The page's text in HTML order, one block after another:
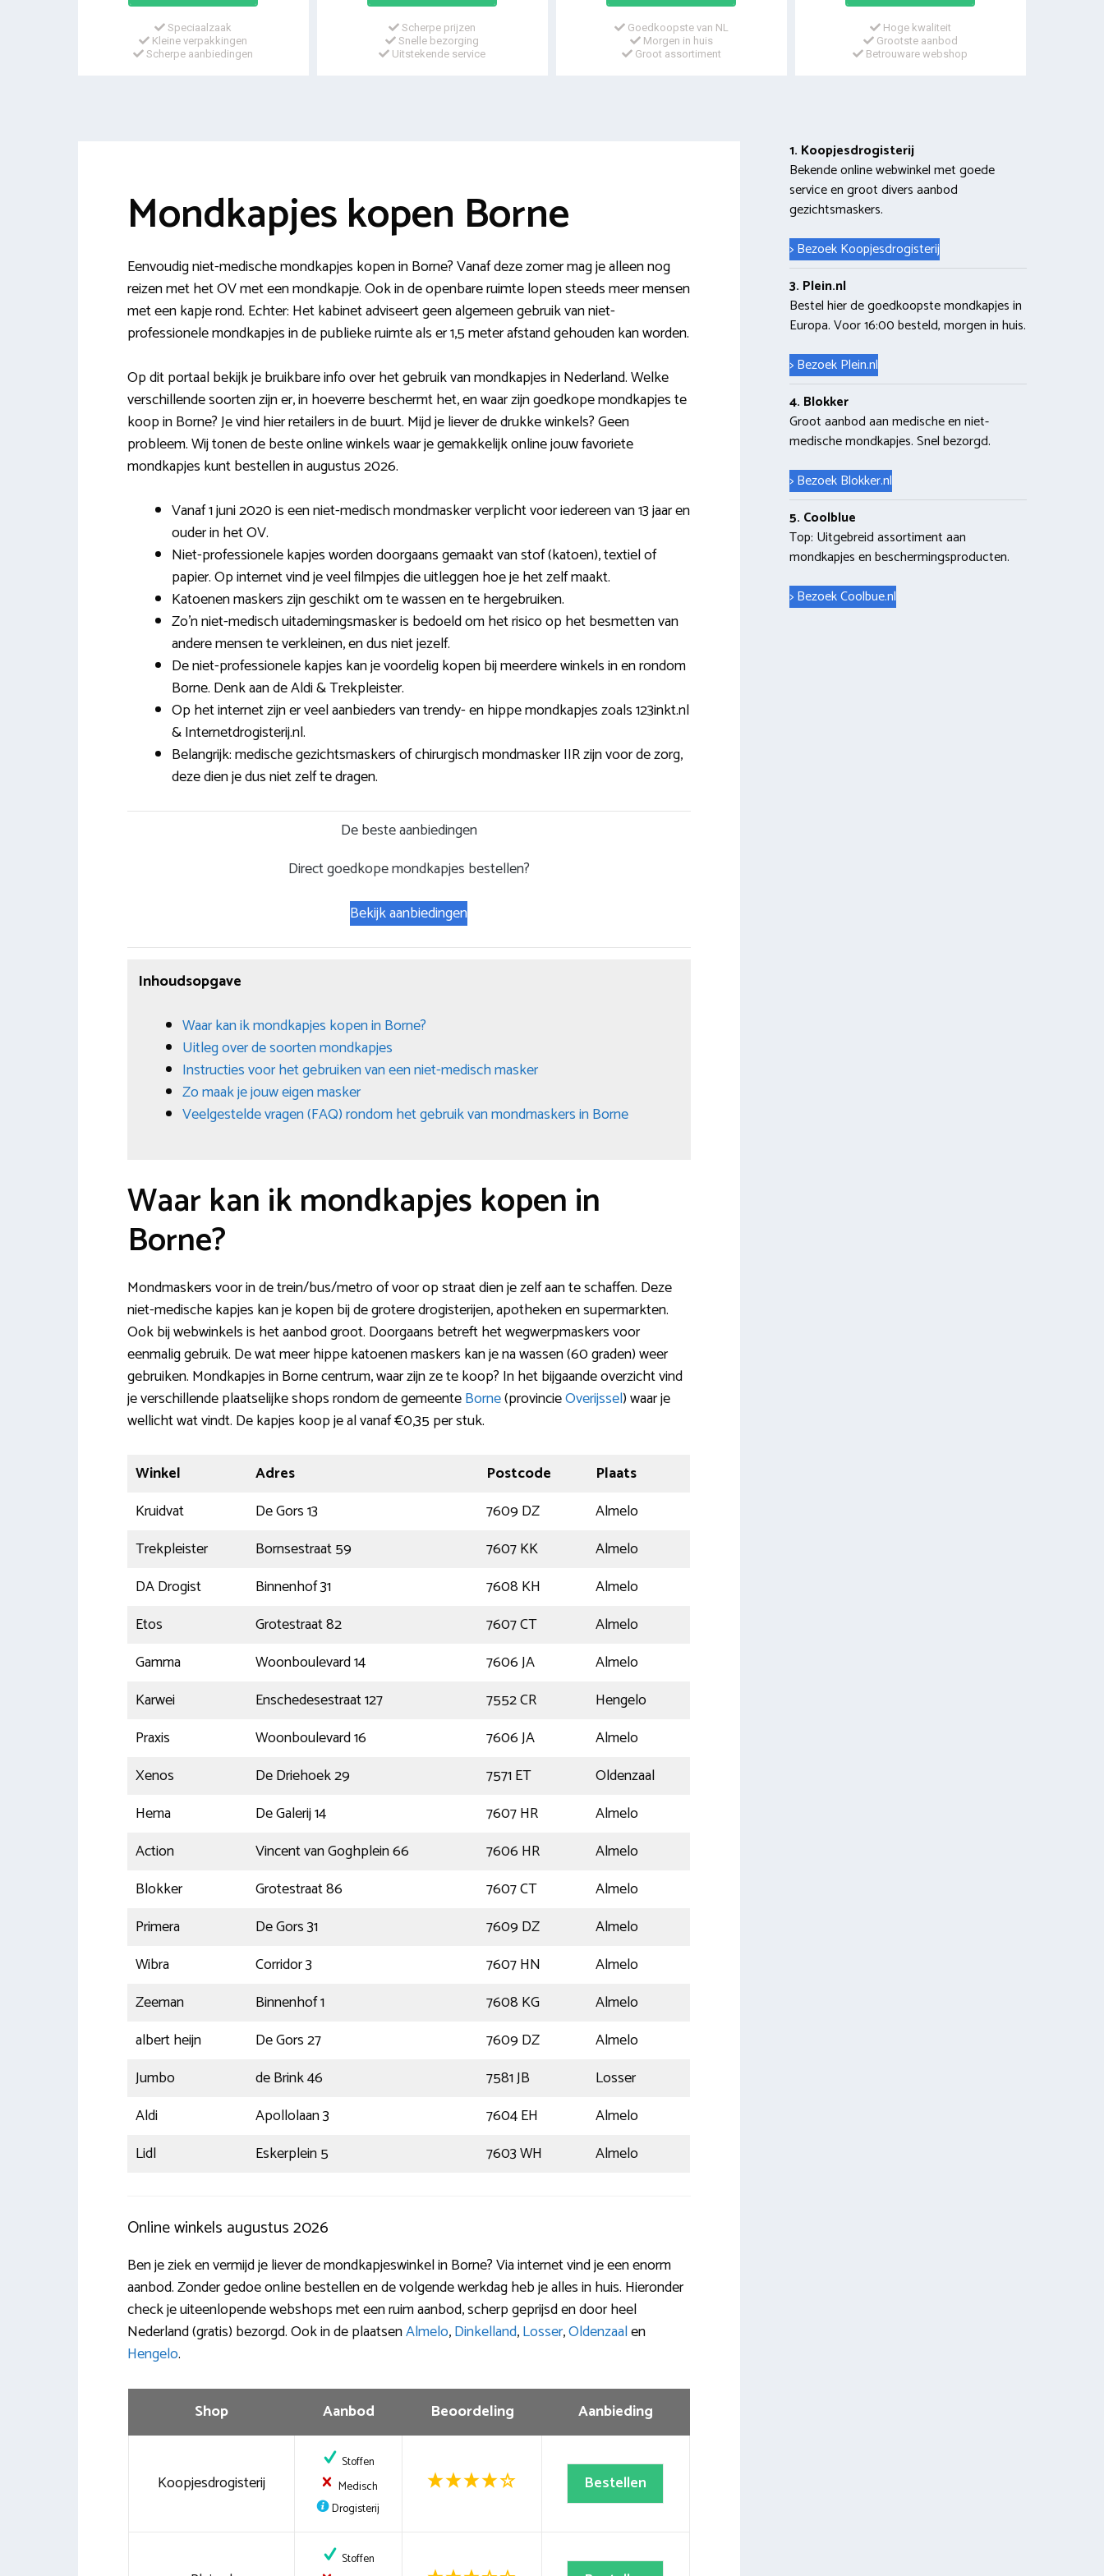
Speciaalzaak
Kleine verpakkingen
Scherpe aanbiedingen
Scherpe prijzen
Snelle bezorging
Uitstekende service
Goedkoopste van NL
Morgen in huis
Groot assortiment
Hoge kwaliteit
Grootste aanbod
Betrouware webshop
Mondkapjes kopen Borne
Eenvoudig niet-medische mondkapjes kopen in Borne? Vanaf deze zomer mag je alleen nog
reizen met het OV met een mondkapje. Ook in de openbare ruimte lopen steeds meer mensen
met een kapje rond. Echter: Het kabinet adviseert geen algemeen gebruik van niet-
professionele mondkapjes in de publieke ruimte als er 1,5 meter afstand gehouden kan worden.
Op dit portaal bekijk je bruikbare info over het gebruik van mondkapjes in Nederland. Welke
verschillende soorten zijn er, in hoeverre beschermt het, en waar zijn goedkope mondkapjes te
koop in Borne? Je vind hier retailers in de buurt. Mijd je liever de drukke winkels? Geen
probleem. Wij tonen de beste online winkels waar je gemakkelijk online jouw favoriete
mondkapjes kunt bestellen in augustus 2026.
Vanaf 1 juni 2020 is een niet-medisch mondmasker verplicht voor iedereen van 13 jaar en
ouder in het OV.
Niet-professionele kapjes worden doorgaans gemaakt van stof (katoen), textiel of
papier. Op internet vind je veel filmpjes die uitleggen hoe je het zelf maakt.
Katoenen maskers zijn geschikt om te wassen en te hergebruiken.
Zo’n niet-medisch uitademingsmasker is bedoeld om het risico op het besmetten van
andere mensen te verkleinen, en dus niet jezelf.
De niet-professionele kapjes kan je voordelig kopen bij meerdere winkels in en rondom
Borne. Denk aan de Aldi & Trekpleister.
Op het internet zijn er veel aanbieders van trendy- en hippe mondkapjes zoals 123inkt.nl
& Internetdrogisterij.nl.
Belangrijk: medische gezichtsmaskers of chirurgisch mondmasker IIR zijn voor de zorg,
deze dien je dus niet zelf te dragen.
De beste aanbiedingen
Direct goedkope mondkapjes bestellen?
Bekijk aanbiedingen
Inhoudsopgave
Waar kan ik mondkapjes kopen in Borne?
Uitleg over de soorten mondkapjes
Instructies voor het gebruiken van een niet-medisch masker
Zo maak je jouw eigen masker
Veelgestelde vragen (FAQ) rondom het gebruik van mondmaskers in Borne
Waar kan ik mondkapjes kopen in
Borne?
Mondmaskers voor in de trein/bus/metro of voor op straat dien je zelf aan te schaffen. Deze
niet-medische kapjes kan je kopen bij de grotere drogisterijen, apotheken en supermarkten.
Ook bij webwinkels is het aanbod groot. Doorgaans betreft het wegwerpmaskers voor
eenmalig gebruik. De wat meer hippe katoenen maskers kan je na wassen (60 graden) weer
gebruiken. Mondkapjes in Borne centrum, waar zijn ze te koop? In het bijgaande overzicht vind
je verschillende plaatselijke shops rondom de gemeenteBorne(provincieOverijssel) waar je
wellicht wat vindt. De kapjes koop je al vanaf €0,35 per stuk.
Winkel Adres Postcode
Plaats
Kruidvat
De Gors 13 7609 DZ
Almelo
Trekpleister
Bornsestraat 59 7607 KK
Almelo
DA Drogist
Binnenhof 31 7608 KH
Almelo
Etos
Grotestraat 82 7607 CT
Almelo
Gamma
Woonboulevard 14 7606 JA
Almelo
Karwei
Enschedesestraat 127 7552 CR
Hengelo
Praxis
Woonboulevard 16 7606 JA
Almelo
Xenos
De Driehoek 29 7571 ET
Oldenzaal
Hema
De Galerij 14 7607 HR
Almelo
Action
Vincent van Goghplein 66 7606 HR
Almelo
Blokker
Grotestraat 86 7607 CT
Almelo
Primera
De Gors 31 7609 DZ
Almelo
Wibra
Corridor 3 7607 HN
Almelo
Zeeman
Binnenhof 1 7608 KG
Almelo
albert heijn
De Gors 27 7609 DZ
Almelo
Jumbo
de Brink 46 7581 JB
Losser
Aldi
Apollolaan 3 7604 EH
Almelo
Lidl
Eskerplein 5 7603 WH Almelo
Online winkels augustus 2026
Ben je ziek en vermijd je liever de mondkapjeswinkel in Borne? Via internet vind je een enorm
aanbod. Zonder gedoe online bestellen en de volgende werkdag heb je alles in huis. Hieronder
check je uiteenlopende webshops met een ruim aanbod, scherp geprijsd en door heel
Nederland (gratis) bezorgd. Ook in de plaatsenAlmelo,Dinkelland,Losser,Oldenzaalen
Hengelo.
Shop Aanbod Beoordeling Aanbieding
Koopjesdrogisterij
Stoffen
Medisch
Drogisterij
Bestellen
Stoffen
1. Koopjesdrogisterij
Bekende online webwinkel met goede
service en groot divers aanbod
gezichtsmaskers.
> Bezoek Koopjesdrogisterij
3. Plein.nl
Bestel hier de goedkoopste mondkapjes in
Europa. Voor 16:00 besteld, morgen in huis.
> Bezoek Plein.nl
4. Blokker
Groot aanbod aan medische en niet-
medische mondkapjes. Snel bezorgd.
> Bezoek Blokker.nl
5. Coolblue
Top: Uitgebreid assortiment aan
mondkapjes en beschermingsproducten.
> Bezoek Coolbue.nl